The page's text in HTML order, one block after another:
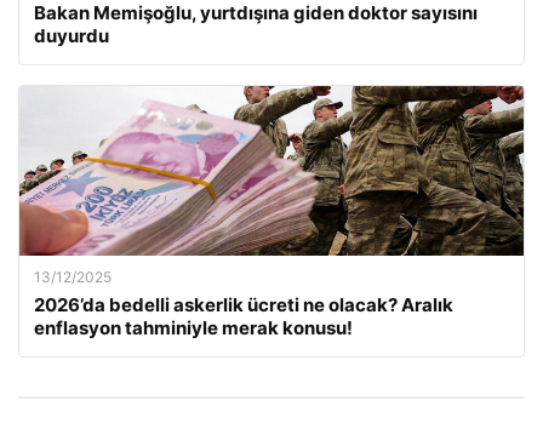
Bakan Memişoğlu, yurtdışına giden doktor sayısını
duyurdu
13/12/2025
2026’da bedelli askerlik ücreti ne olacak? Aralık
enflasyon tahminiyle merak konusu!